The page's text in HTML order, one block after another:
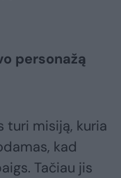
personažą
turi misiją, kuria
kad
Tačiau jis